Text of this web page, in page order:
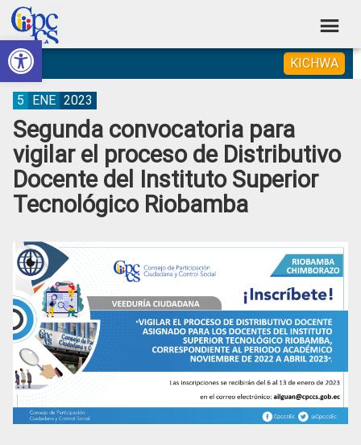
Abrir barra de herramientas
Skip
to
primary
navigation
Skip
to
main
content
Skip
to
primary
sidebar
Skip
to
footer
Consejo
de
Participación
Ciudadana
Control
Social
Construyendo
Poder
Ciudadano
KICHWA
Segunda convocatoria para
vigilar el proceso de Distributivo
Docente del Instituto Superior
Tecnológico Riobamba
5 ENE 2023